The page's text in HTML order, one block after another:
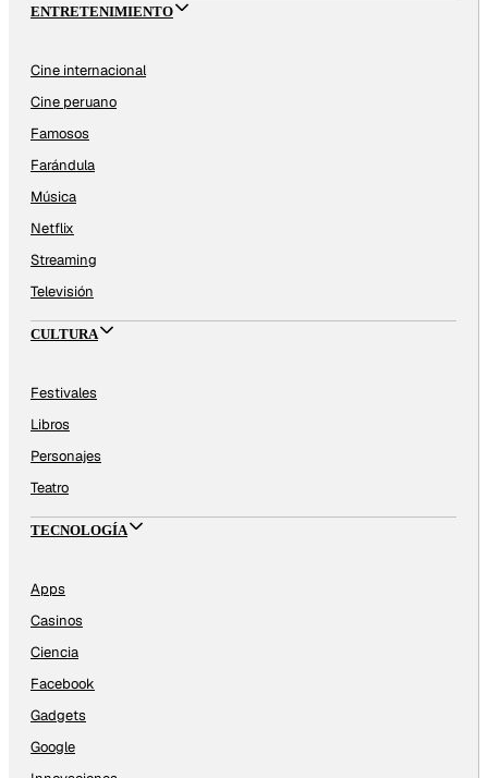
ENTRETENIMIENTO
Cine internacional
Cine peruano
Famosos
Farándula
Música
Netflix
Streaming
Televisión
CULTURA
Festivales
Libros
Personajes
Teatro
TECNOLOGÍA
Apps
Casinos
Ciencia
Facebook
Gadgets
Google